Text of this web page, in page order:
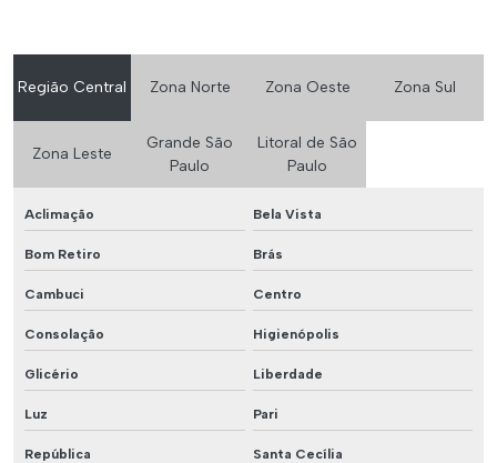
Região Central Zona Norte Zona Oeste Zona Sul
Zona Leste
Grande São
Paulo
Litoral de São
Paulo
Aclimação Bela Vista
Bom Retiro Brás
Cambuci Centro
Consolação Higienópolis
Glicério Liberdade
Luz Pari
República Santa Cecília